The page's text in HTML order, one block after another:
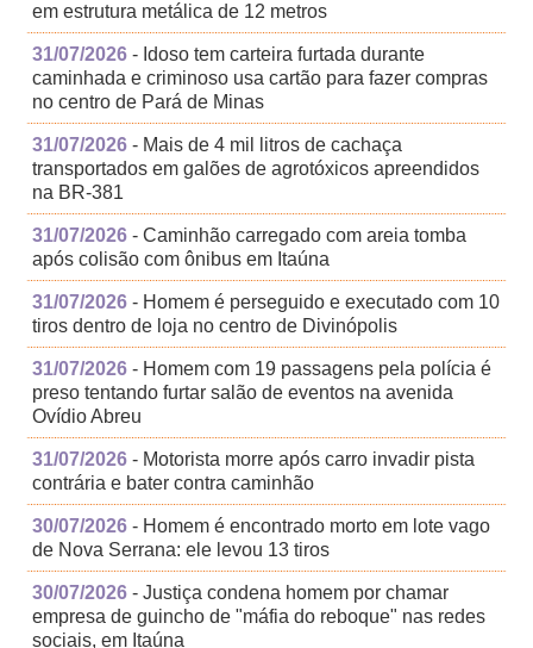
em estrutura metálica de 12 metros
31/07/2026 - Idoso tem carteira furtada durante
caminhada e criminoso usa cartão para fazer compras
no centro de Pará de Minas
31/07/2026 - Mais de 4 mil litros de cachaça
transportados em galões de agrotóxicos apreendidos
na BR-381
31/07/2026 - Caminhão carregado com areia tomba
após colisão com ônibus em Itaúna
31/07/2026 - Homem é perseguido e executado com 10
tiros dentro de loja no centro de Divinópolis
31/07/2026 - Homem com 19 passagens pela polícia é
preso tentando furtar salão de eventos na avenida
Ovídio Abreu
31/07/2026 - Motorista morre após carro invadir pista
contrária e bater contra caminhão
30/07/2026 - Homem é encontrado morto em lote vago
de Nova Serrana: ele levou 13 tiros
30/07/2026 - Justiça condena homem por chamar
empresa de guincho de "máfia do reboque" nas redes
sociais, em Itaúna